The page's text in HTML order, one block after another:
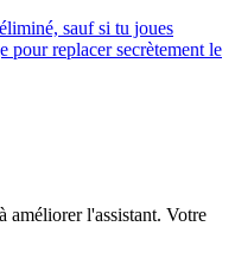
sauf si tu joues
pour replacer secrètement le
améliorer l'assistant. Votre